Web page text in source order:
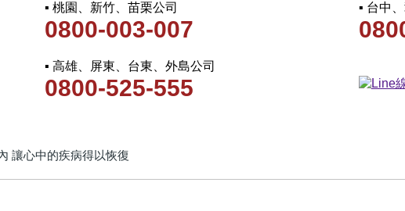
▪ 桃園、新竹、苗栗公司
0800-003-007
▪ 台中
▪ 高雄、屏東、台東、外島公司
0800-525-555
讓心中的疾病得以恢復